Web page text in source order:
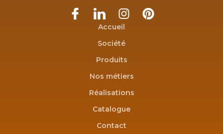
Accueil
Société
Produits
Nos métiers
Réalisations
Catalogue
Contact